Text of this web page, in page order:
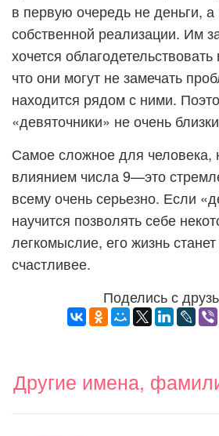
в первую очередь не деньги,
собственной реализации. Им
хочется
что они могут не замечать
находится рядом с ними.
«девяточники» не очень
Самое сложное для человека,
влиянием числа 9—это
всему очень серьезно. Если
научится позволять себе
легкомыслие, его жизнь
счастливее.
Поделись с
Другие имена,